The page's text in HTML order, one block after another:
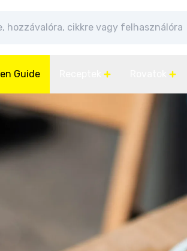
Guide